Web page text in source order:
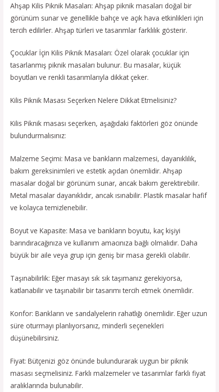
Ahşap Kilis Piknik Masaları: Ahşap piknik masaları doğal bir
görünüm sunar ve genellikle bahçe ve açık hava etkinlikleri için
tercih edilirler. Ahşap türleri ve tasarımlar farklılık gösterir.
Çocuklar İçin Kilis Piknik Masaları: Özel olarak çocuklar için
tasarlanmış piknik masaları bulunur. Bu masalar, küçük
boyutları ve renkli tasarımlarıyla dikkat çeker.
Kilis Piknik Masası Seçerken Nelere Dikkat Etmelisiniz?
Kilis Piknik masası seçerken, aşağıdaki faktörleri göz önünde
bulundurmalısınız:
Malzeme Seçimi: Masa ve bankların malzemesi, dayanıklılık,
bakım gereksinimleri ve estetik açıdan önemlidir. Ahşap
masalar doğal bir görünüm sunar, ancak bakım gerektirebilir.
Metal masalar dayanıklıdır, ancak ısınabilir. Plastik masalar hafif
ve kolayca temizlenebilir.
Boyut ve Kapasite: Masa ve bankların boyutu, kaç kişiyi
barındıracağınıza ve kullanım amacınıza bağlı olmalıdır. Daha
büyük bir aile veya grup için geniş bir masa gerekli olabilir.
Taşınabilirlik: Eğer masayı sık sık taşımanız gerekiyorsa,
katlanabilir ve taşınabilir bir tasarımı tercih etmek önemlidir.
Konfor: Bankların ve sandalyelerin rahatlığı önemlidir. Eğer uzun
süre oturmayı planlıyorsanız, minderli seçenekleri
düşünebilirsiniz.
Fiyat: Bütçenizi göz önünde bulundurarak uygun bir piknik
masası seçmelisiniz. Farklı malzemeler ve tasarımlar farklı fiyat
aralıklarında bulunabilir.